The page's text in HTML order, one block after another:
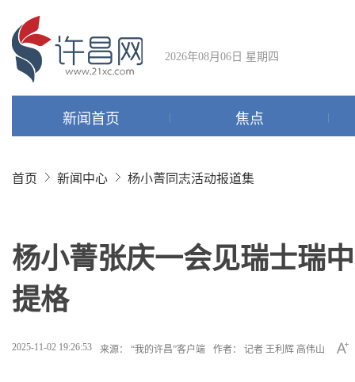
2026年08月06日 星期四
新闻首页 焦点
首页 新闻中心 杨小菁同志活动报道集
杨小菁张庆一会见瑞士瑞
提格
2025-11-02 19:26:53 来源： “我的许昌”客户端 作者： 记者 王利辉 高伟山